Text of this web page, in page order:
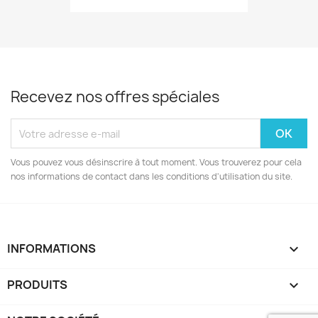
Recevez nos offres spéciales
Vous pouvez vous désinscrire à tout moment. Vous trouverez pour cela
nos informations de contact dans les conditions d'utilisation du site.
INFORMATIONS keyboard_arrow_down
PRODUITS 